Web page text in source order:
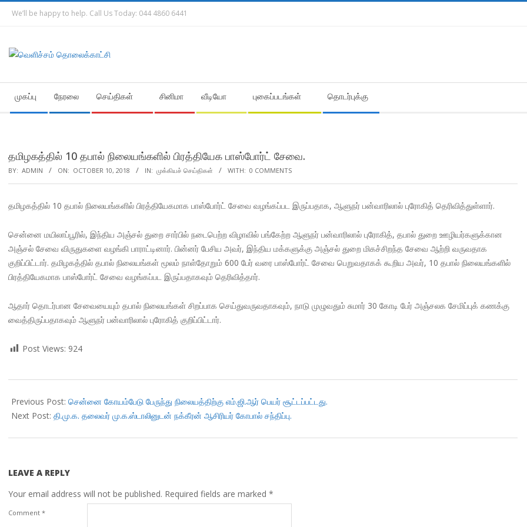
SkipWe’ll be happy to help. Call Us Today: 044 4860 6441
Navigation
Menu
முகப்பு நேரலை செய்திகள் சினிமா வீடியோ புகைப்படங்கள் தொடர்புக்கு
தமிழகத்தில் 10 தபால் நிலையங்களில் பிரத்தியேக பாஸ்போர்ட் சேவை.
BY: ADMIN ON: OCTOBER 10, 2018 IN: முக்கியச் செய்திகள் WITH: 0 COMMENTS
தமிழகத்தில் 10 தபால் நிலையங்களில் பிரத்தியேகமாக பாஸ்போர்ட் சேவை வழங்கப்பட இருப்பதாக, ஆளுநர் பன்வாரிலால் புரோகித் தெரிவித்துள்ளார்.
சென்னை மயிலாப்பூரில், இந்திய அஞ்சல் துறை சார்பில் நடைபெற்ற விழாவில் பங்கேற்ற ஆளுநர் பன்வாரிலால் புரோகித், தபால் துறை ஊழியர்களுக்கான
அஞ்சல் சேவை விருதுகளை வழங்கி பாராட்டினார். பின்னர் பேசிய அவர், இந்திய மக்களுக்கு அஞ்சல் துறை மிகச்சிறந்த சேவை ஆற்றி வருவதாக
குறிப்பிட்டார். தமிழகத்தில் தபால் நிலையங்கள் மூலம் நாள்தோறும் 600 பேர் வரை பாஸ்போர்ட் சேவை பெறுவதாகக் கூறிய அவர், 10 தபால் நிலையங்களில்
பிரத்தியேகமாக பாஸ்போர்ட் சேவை வழங்கப்பட இருப்பதாகவும் தெரிவித்தார்.
ஆதார் தொடர்பான சேவையையும் தபால் நிலையங்கள் சிறப்பாக செய்துவருவதாகவும், நாடு முழுவதும் சுமார் 30 கோடி பேர் அஞ்சலக சேமிப்புக் கணக்கு
வைத்திருப்பதாகவும் ஆளுநர் பன்வாரிலால் புரோகித் குறிப்பிட்டார்.
Post Views: 924
10-
10
Previous Post: சென்னை கோயம்பேடு பேருந்து நிலையத்திற்கு எம்.ஜி.ஆர் பெயர் சூட்டப்பட்டது.
Next Post: தி.மு.க. தலைவர் மு.க.ஸ்டாலினுடன் நக்கீரன் ஆசிரியர் கோபால் சந்திப்பு.
LEAVE A REPLY
Your email address will not be published. Required fields are marked *
Comment *